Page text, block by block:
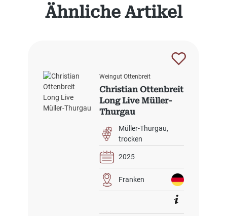
Produktgalerie überspringen
Ähnliche Artikel
Weingut Ottenbreit
Christian Ottenbreit
Long Live Müller-
Thurgau
Müller-Thurgau
trocken
2025
Franken